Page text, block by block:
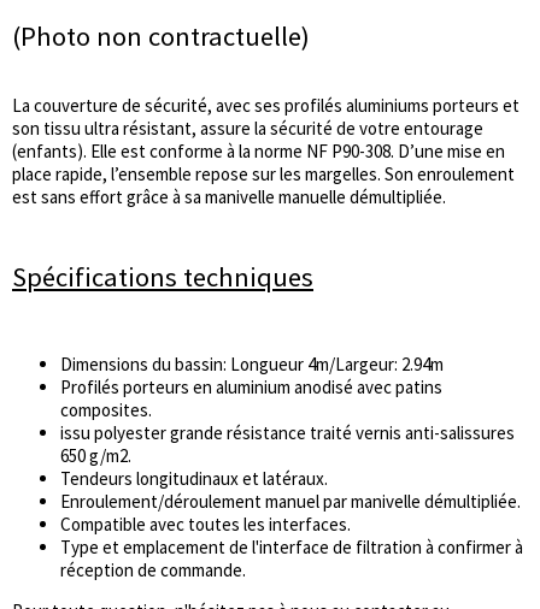
(Photo non contractuelle)
La couverture de sécurité, avec ses profilés aluminiums porteurs et
son tissu ultra résistant, assure la sécurité de votre entourage
(enfants). Elle est conforme à la norme NF P90-308. D’une mise en
place rapide, l’ensemble repose sur les margelles. Son enroulement
est sans effort grâce à sa manivelle manuelle démultipliée.
Spécifications techniques
Dimensions du bassin: Longueur 4m/Largeur: 2.94m
Profilés porteurs en aluminium anodisé avec patins
composites.
issu polyester grande résistance traité vernis anti-salissures
650 g/m2.
Tendeurs longitudinaux et latéraux.
Enroulement/déroulement manuel par manivelle démultipliée.
Compatible avec toutes les interfaces.
Type et emplacement de l'interface de filtration à confirmer à
réception de commande.